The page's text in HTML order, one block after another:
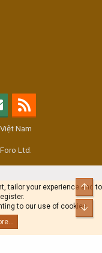
Nam
Ltd.
tailor your experience and to
to our use of cookies.
Top